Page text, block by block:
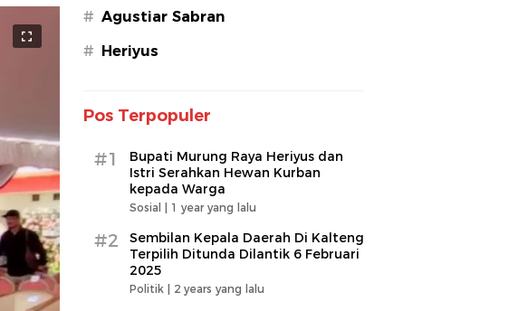
# Agustiar Sabran
# Heriyus
Pos Terpopuler
#1
Bupati Murung Raya Heriyus dan
Istri Serahkan Hewan Kurban
kepada Warga
Sosial | 1 year yang lalu
#2
Sembilan Kepala Daerah Di Kalteng
Terpilih Ditunda Dilantik 6 Februari
2025
Politik | 2 years yang lalu